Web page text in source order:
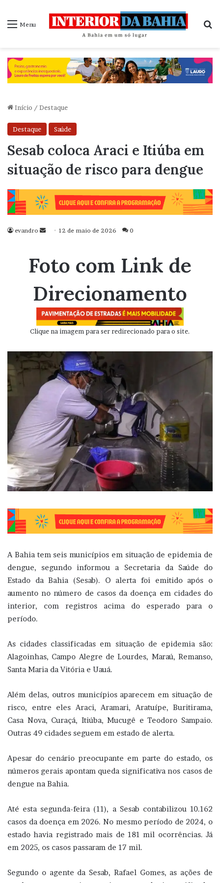
Menu
Início / Destaque
Destaque Saúde
Sesab coloca Araci e Itiúba em
situação de risco para dengue
evandro
Mande
mail
12 de maio de 2026 0
Foto com Link de
Direcionamento
Clique na imagem para ser redirecionado para o site.
A Bahia tem seis municípios em situação de epidemia de
dengue, segundo informou a Secretaria da Saúde do
Estado da Bahia (Sesab). O alerta foi emitido após o
aumento no número de casos da doença em cidades do
interior, com registros acima do esperado para o
período.
As cidades classificadas em situação de epidemia são:
Alagoinhas, Campo Alegre de Lourdes, Maraú, Remanso,
Santa Maria da Vitória e Uauá.
Além delas, outros municípios aparecem em situação de
risco, entre eles Araci, Aramari, Aratuípe, Buritirama,
Casa Nova, Curaçá, Itiúba, Mucugê e Teodoro Sampaio.
Outras 49 cidades seguem em estado de alerta.
Apesar do cenário preocupante em parte do estado, os
números gerais apontam queda significativa nos casos de
dengue na Bahia.
Até esta segunda-feira (11), a Sesab contabilizou 10.162
casos da doença em 2026. No mesmo período de 2024, o
estado havia registrado mais de 181 mil ocorrências. Já
em 2025, os casos passaram de 17 mil.
Segundo o agente da Sesab, Rafael Gomes, as ações de